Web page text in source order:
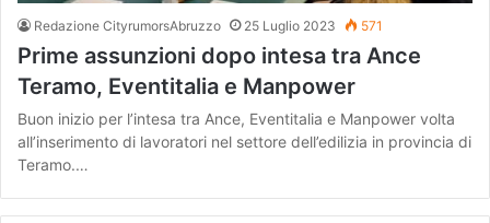
Redazione CityrumorsAbruzzo 25 Luglio 2023 571
Prime assunzioni dopo intesa tra Ance
Teramo, Eventitalia e Manpower
Buon inizio per l’intesa tra Ance, Eventitalia e Manpower volta
all’inserimento di lavoratori nel settore dell’edilizia in provincia di
Teramo.…